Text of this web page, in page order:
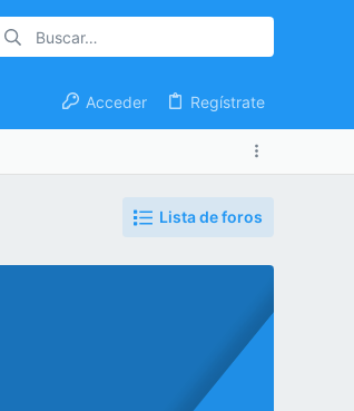
Acceder Regístrate
Lista de foros